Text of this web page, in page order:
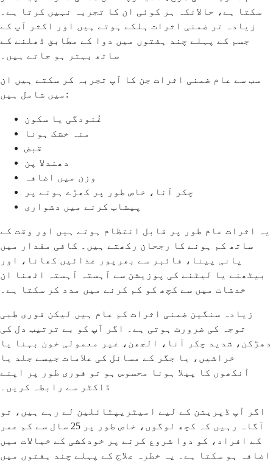
سکتا ہے، حالانکہ ہر کوئی ان کا تجربہ نہیں کرتا ہے۔
زیادہ تر ضمنی اثرات ہلکے ہوتے ہیں اور اکثر آپ کے
جسم کے پہلے چند ہفتوں میں دوا کے مطابق ڈھلنے کے
ساتھ بہتر ہو جاتے ہیں۔
سب سے عام ضمنی اثرات جن کا آپ تجربہ کر سکتے ہیں ان
میں شامل ہیں:
غُنودگی یا سکون
منہ خشک ہونا
قبض
دھندلا پن
وزن میں اضافہ
چکر آنا، خاص طور پر کھڑے ہونے پر
پیشاب کرنے میں دشواری
یہ اثرات عام طور پر قابل انتظام ہوتے ہیں اور وقت کے
ساتھ کم ہونے کا رجحان رکھتے ہیں۔ کافی مقدار میں
پانی پینا، فائبر سے بھرپور غذائیں کھانا، اور
بیٹھنے یا لیٹنے کی پوزیشن سے آہستہ آہستہ اٹھنا ان
خدشات میں سے کچھ کو کم کرنے میں مدد کر سکتا ہے۔
زیادہ سنگین ضمنی اثرات کم عام ہیں لیکن فوری طبی
توجہ کی ضرورت ہوتی ہے۔ اگر آپ کو بے ترتیب دل کی
دھڑکن، شدید چکر آنا، الجھن، غیر معمولی خون بہنا یا
خراشیں، یا جگر کے مسائل کی علامات جیسے جلد یا
آنکھوں کا پیلا ہونا محسوس ہو تو فوری طور پر اپنے
ڈاکٹر سے رابطہ کریں۔
اگر آپ ڈپریشن کے لیے امیٹریپٹائلین لے رہے ہیں، تو
آگاہ رہیں کہ کچھ لوگوں، خاص طور پر 25 سال سے کم عمر
کے افراد، کو دوا شروع کرنے پر خودکشی کے خیالات میں
اضافہ ہو سکتا ہے۔ یہ خطرہ علاج کے پہلے چند ہفتوں میں